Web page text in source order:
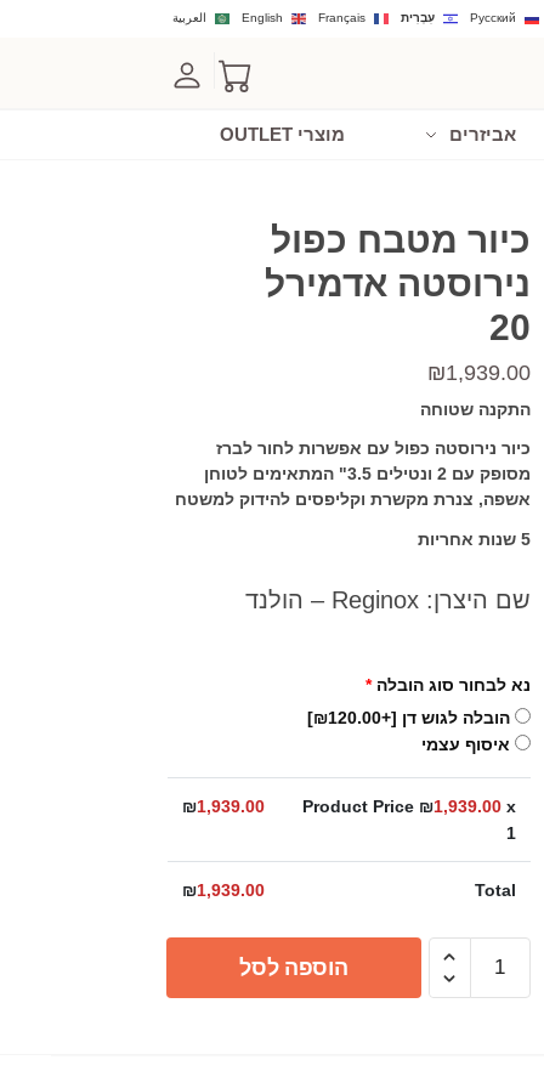
العربية English Français עִבְרִית Русский
אביזרים מוצרי OUTLET
כיור מטבח כפול
נירוסטה אדמירל
20
₪1,939.00
התקנה שטוחה
כיור נירוסטה כפול עם אפשרות לחור לברז
מסופק עם 2 ונטילים 3.5" המתאימים לטוחן
אשפה, צנרת מקשרת וקליפסים להידוק למשטח
5 שנות אחריות
שם היצרן: Reginox – הולנד
נא לבחור סוג הובלה *
הובלה לגוש דן [+₪120.00]
איסוף עצמי
Product Price ₪1,939.00x
1
₪1,939.00
Total
₪1,939.00
הוספה לסל